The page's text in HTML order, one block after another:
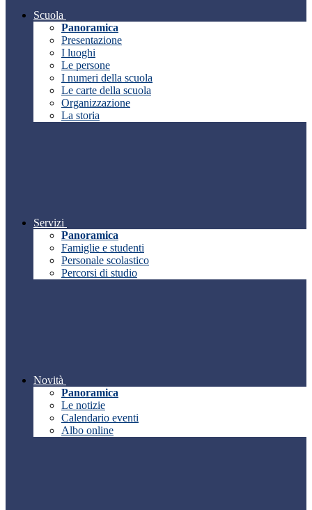
Scuola
Panoramica
Presentazione
I luoghi
Le persone
I numeri della scuola
Le carte della scuola
Organizzazione
La storia
Servizi
Panoramica
Famiglie e studenti
Personale scolastico
Percorsi di studio
Novità
Panoramica
Le notizie
Calendario eventi
Albo online